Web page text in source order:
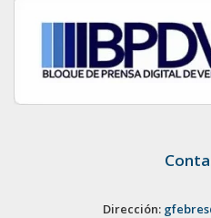
Dirección: